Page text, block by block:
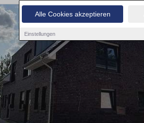
Alle Cookies akzeptieren
Einstellungen